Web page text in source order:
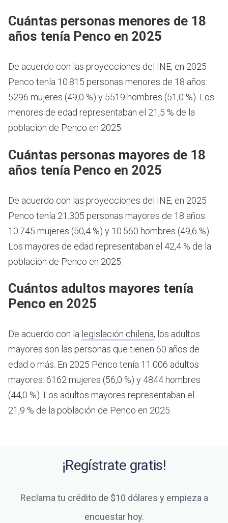
Cuántas personas menores de 18
años tenía Penco en 2025
De acuerdo con las proyecciones del INE, en 2025
Penco tenía 10.815 personas menores de 18 años:
5296 mujeres (49,0 %) y 5519 hombres (51,0 %). Los
menores de edad representaban el 21,5 % de la
población de Penco en 2025.
Cuántas personas mayores de 18
años tenía Penco en 2025
De acuerdo con las proyecciones del INE, en 2025
Penco tenía 21.305 personas mayores de 18 años:
10.745 mujeres (50,4 %) y 10.560 hombres (49,6 %).
Los mayores de edad representaban el 42,4 % de la
población de Penco en 2025.
Cuántos adultos mayores tenía
Penco en 2025
De acuerdo con la legislación chilena, los adultos
mayores son las personas que tienen 60 años de
edad o más. En 2025 Penco tenía 11.006 adultos
mayores: 6162 mujeres (56,0 %) y 4844 hombres
(44,0 %). Los adultos mayores representaban el
21,9 % de la población de Penco en 2025.
¡Regístrate gratis!
Reclama tu crédito de $10 dólares y empieza a
encuestar hoy.